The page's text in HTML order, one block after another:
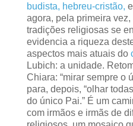
budista, hebreu-cristão,
agora, pela primeira
tradições religiosas se
evidencia a riqueza
aspectos mais atuais do
Lubich: a unidade.
Chiara: “mirar sempre o
para, depois, “olhar
do único Pai.” É um
com irmãos e irmãs de